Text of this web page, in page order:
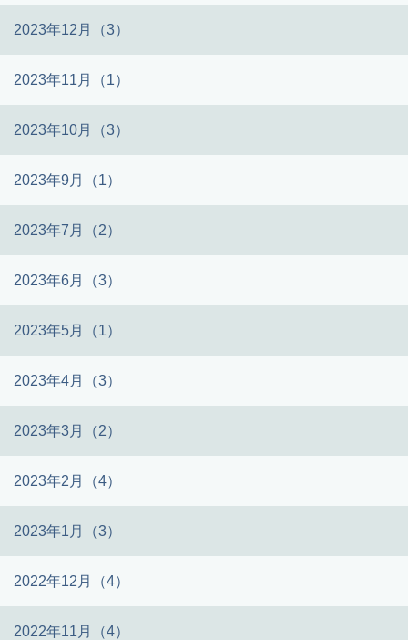
2023年12月（3）
2023年11月（1）
2023年10月（3）
2023年9月（1）
2023年7月（2）
2023年6月（3）
2023年5月（1）
2023年4月（3）
2023年3月（2）
2023年2月（4）
2023年1月（3）
2022年12月（4）
2022年11月（4）